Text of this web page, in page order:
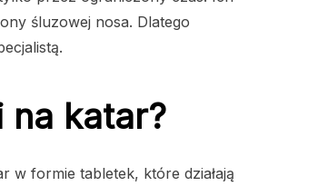
śluzowej nosa. Dlatego
na katar?
w formie tabletek, które działają